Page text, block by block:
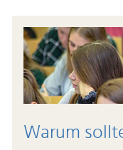
Warum